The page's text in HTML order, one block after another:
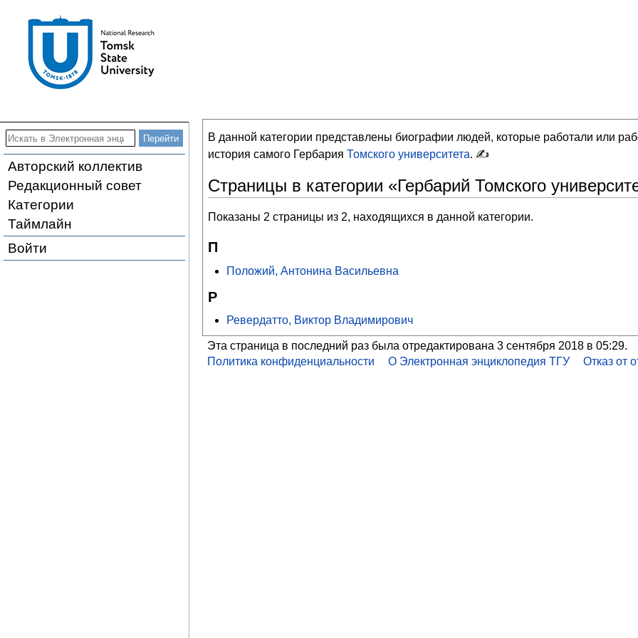
Авторский коллектив
Редакционный совет
Категории
Таймлайн
Войти
В данной категории представлены биографии людей, которые работали или
история самого Гербария Томского университета. ✍
Страницы в категории «Гербарий Томского
Показаны 2 страницы из 2, находящихся в данной категории.
П
Положий, Антонина Васильевна
Р
Ревердатто, Виктор Владимирович
Эта страница в последний раз была отредактирована 3 сентября 2018 в 05:29.
Политика конфиденциальности
О Электронная энциклопедия ТГУ Отказ от